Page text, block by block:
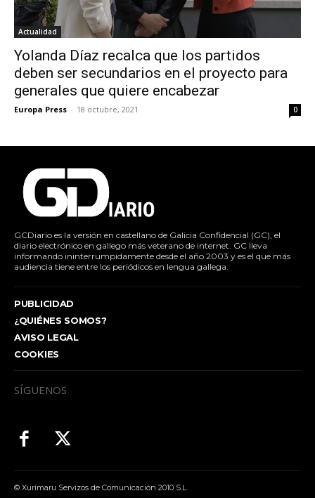
Actualidad
Yolanda Díaz recalca que los partidos
deben ser secundarios en el proyecto para
generales que quiere encabezar
Europa Press - 18 octubre, 2021 0
GCDiario es la versión en castellano de Galicia Confidencial (GC), el
diario electrónico en gallego más veterano de internet. GC lleva
informando ininterrumpidamente desde el año 2003 y es el que más
audiencia tiene entre los periódicos en lengua gallega.
PUBLICIDAD
¿QUIÉNES SOMOS?
AVISO LEGAL
COOKIES
SÍGUENOS
© Xurimaru Servizos de Comunicación 2010 S.L.